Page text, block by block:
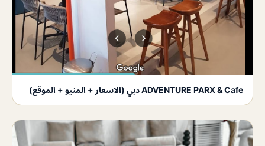
ADVENTURE PARX & Cafe دبي (الاسعار + المنيو + الموقع)